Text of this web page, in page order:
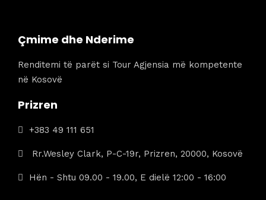
Çmime dhe Nderime
Renditemi të parët si Tour Agjensia më kompetente
në Kosovë
Prizren
+383 49 111 651
Rr.Wesley Clark, P-C-19r, Prizren, 20000, Kosovë
Hën - Shtu 09.00 - 19.00, E dielë 12:00 - 16:00